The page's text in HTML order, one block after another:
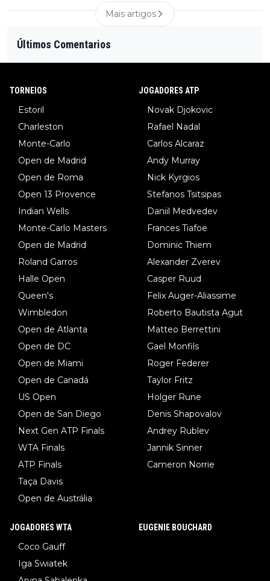
Mais artigos
Últimos Comentarios
TORNEIOS
Estoril
Charleston
Monte-Carlo
Open de Madrid
Open de Roma
Open 13 Provence
Indian Wells
Monte-Carlo Masters
Open de Madrid
Roland Garros
Halle Open
Queen's
Wimbledon
Open de Atlanta
Open de DC
Open de Miami
Open de Canadá
US Open
Open de San Diego
Next Gen ATP Finals
WTA Finals
ATP Finals
Taça Davis
Open de Austrália
JOGADORES ATP
Novak Djokovic
Rafael Nadal
Carlos Alcaraz
Andy Murray
Nick Kyrgios
Stefanos Tsitsipas
Daniil Medvedev
Frances Tiafoe
Dominic Thiem
Alexander Zverev
Casper Ruud
Felix Auger-Aliassime
Roberto Bautista Agut
Matteo Berrettini
Gael Monfils
Roger Federer
Taylor Fritz
Holger Rune
Denis Shapovalov
Andrey Rublev
Jannik Sinner
Cameron Norrie
JOGADORES WTA
Coco Gauff
Iga Swiatek
EUGENIE BOUCHARD